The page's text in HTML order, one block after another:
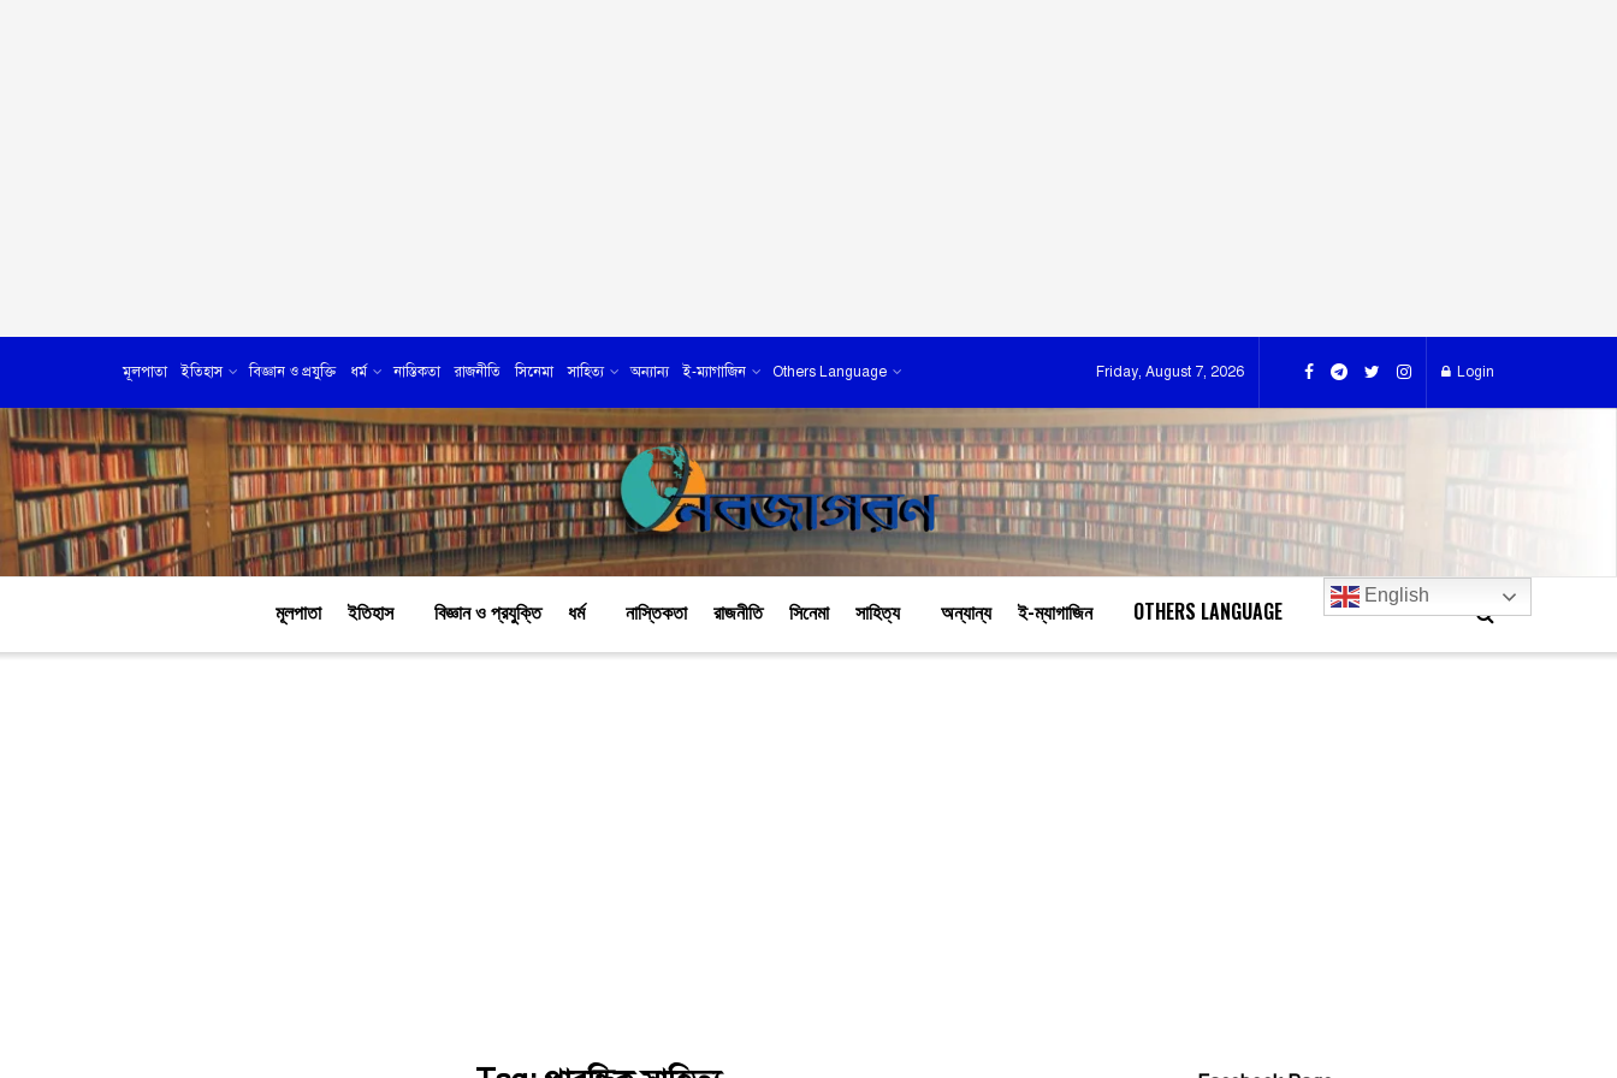
মূলপাতা ইতিহাস বিজ্ঞান ও প্রযুক্তি ধর্ম নাস্তিকতা রাজনীতি সিনেমা সাহিত্য অন্যান্য ই-ম্যাগাজিন Others Language Friday, August 7, 2026 Login
মূলপাতা ইতিহাস বিজ্ঞান ও প্রযুক্তি ধর্ম নাস্তিকতা রাজনীতি সিনেমা সাহিত্য অন্যান্য ই-ম্যাগাজিন OTHERS LANGUAGE
English